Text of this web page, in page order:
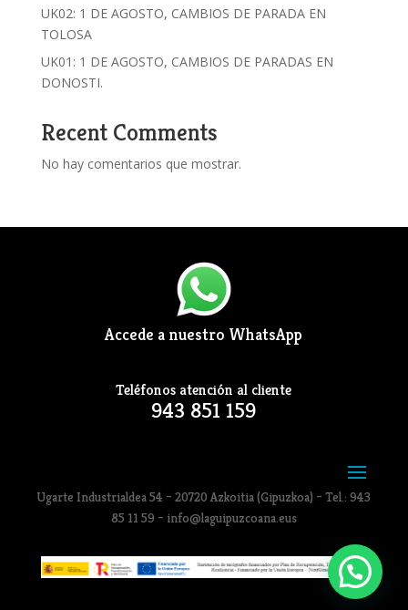
UK02: 1 DE AGOSTO, CAMBIOS DE PARADA EN
TOLOSA
UK01: 1 DE AGOSTO, CAMBIOS DE PARADAS EN
DONOSTI.
Recent Comments
No hay comentarios que mostrar.
Accede a nuestro WhatsApp
Teléfonos atención al cliente
943 851 159
Ugarte Industrialdea 54 – 20720 Azkoitia (Gipuzkoa) – Tel.: 943
85 11 59 – info@laguipuzcoana.eus